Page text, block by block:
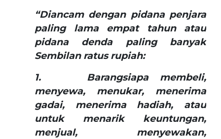
“Diancam dengan pidana penjara
paling lama empat tahun atau
pidana denda paling banyak
Sembilan ratus rupiah:
1. Barangsiapa membeli,
menyewa, menukar, menerima
gadai, menerima hadiah, atau
untuk menarik keuntungan,
menjual, menyewakan,